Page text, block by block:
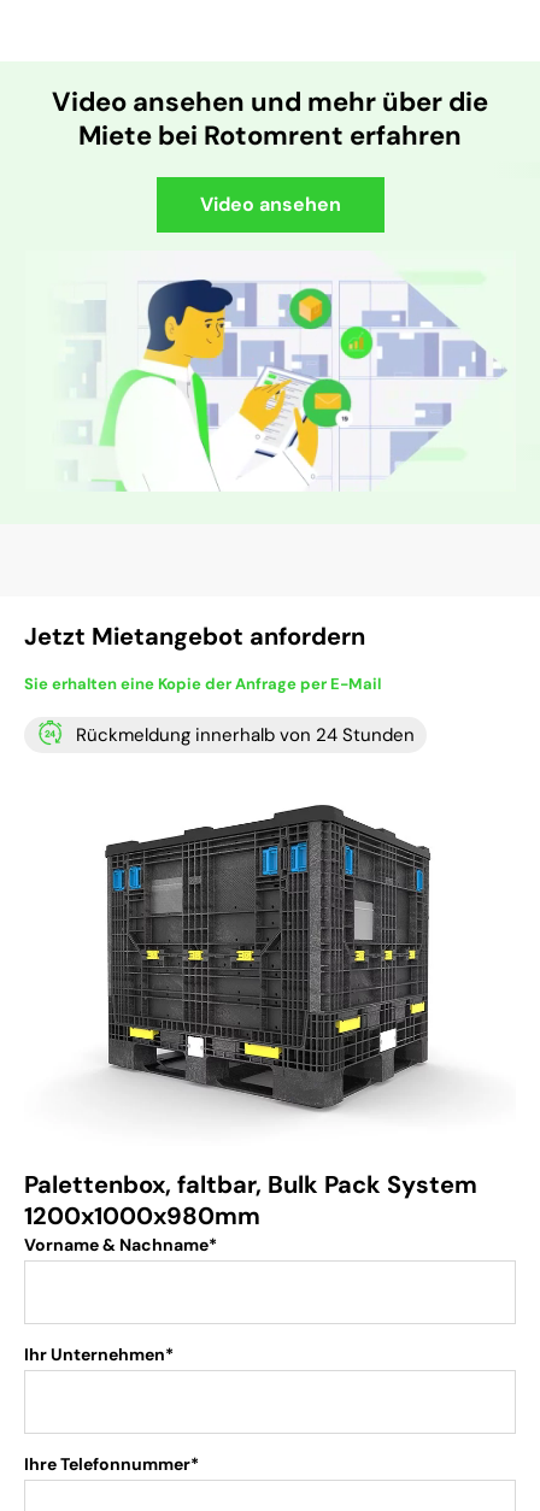
Video ansehen und mehr über die
Miete bei Rotomrent erfahren
Video ansehen
Jetzt Mietangebot anfordern
Sie erhalten eine Kopie der Anfrage per E-Mail
Rückmeldung innerhalb von 24 Stunden
Palettenbox, faltbar, Bulk Pack System
1200x1000x980mm
Vorname & Nachname*
Ihr Unternehmen*
Ihre Telefonnummer*